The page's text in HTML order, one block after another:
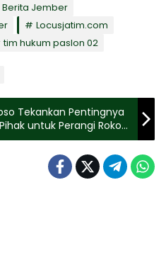
Berita Jember
Locusjatim.com
tim hukum paslon 02
Tekankan Pentingnya
untuk Perangi Rokok